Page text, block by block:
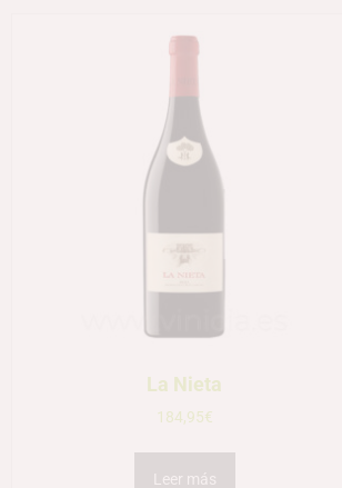
La Nieta
184,95€
Leer más